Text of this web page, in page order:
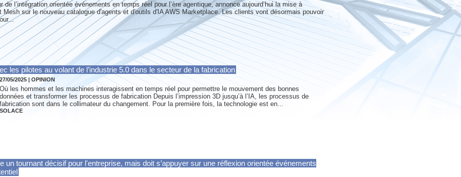
l’intégration orientée événements en temps réel pour l’ère agentique, annonce aujourd’hui la mise à
Mesh sur le nouveau catalogue d'agents et d'outils d'IA AWS Marketplace. Les clients vont désormais pouvoir
les pilotes au volant de l’industrie 5.0 dans le secteur de la fabrication
27/05/2025 | OPINION
Où les hommes et les machines interagissent en temps réel pour permettre le mouvement des bonnes
données et transformer les processus de fabrication Depuis l’impression 3D jusqu’à l’IA, les processus de
fabrication sont dans le collimateur du changement. Pour la première fois, la technologie est en...
SOLACE
un tournant décisif pour l'entreprise, mais doit s’appuyer sur une réflexion orientée événements